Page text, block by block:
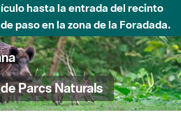
hasta la entrada del recinto
paso en la zona de la Foradada.
Parcs Naturals